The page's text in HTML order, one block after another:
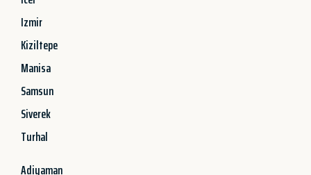
Izmir
Kiziltepe
Manisa
Samsun
Siverek
Turhal
Adiyaman